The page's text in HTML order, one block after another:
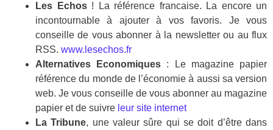
Les Echos! La référence francaise. La encore un
incontournable à ajouter à vos favoris. Je vous
conseille de vous abonner à la newsletter ou au flux
RSS. www.lesechos.fr
Alternatives Economiques : Le magazine papier
référence du monde de l’économie à aussi sa version
web. Je vous conseille de vous abonner au magazine
papier et de suivre leur site internet
La Tribune, une valeur sûre qui se doit d’être dans